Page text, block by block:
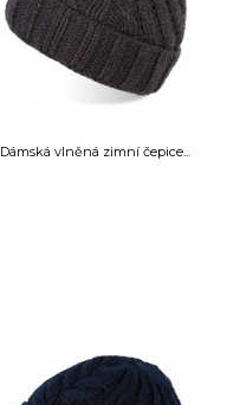
Dámská vlněná zimní čepice...